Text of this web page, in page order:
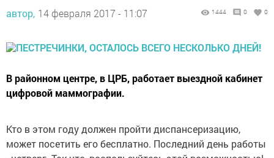
автор, 14 февраля 2017 - 11:07 1444 0 0
В районном центре, в ЦРБ, работает выездной кабинет
цифровой маммографии.
Кто в этом году должен пройти диспансеризацию,
может посетить его бесплатно. Последний день работы